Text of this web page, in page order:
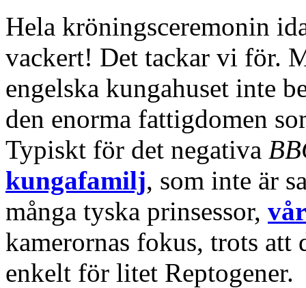
Hela kröningsceremonin
vackert! Det tackar vi för.
engelska kungahuset inte
den enorma fattigdomen
Typiskt för det negativa
kungafamilj, som inte är
många tyska prinsessor,
kamerornas fokus, trots att
enkelt för litet Reptogener.